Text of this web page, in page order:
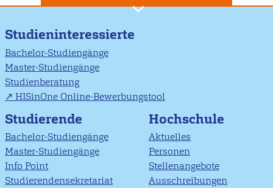
Studieninteressierte
Bachelor-Studiengänge
Master-Studiengänge
Studienberatung
HISinOne Online-Bewerbungstool
Studierende
Bachelor-Studiengänge
Master-Studiengänge
Info Point
Studierendensekretariat
Hochschule
Aktuelles
Personen
Stellenangebote
Ausschreibungen